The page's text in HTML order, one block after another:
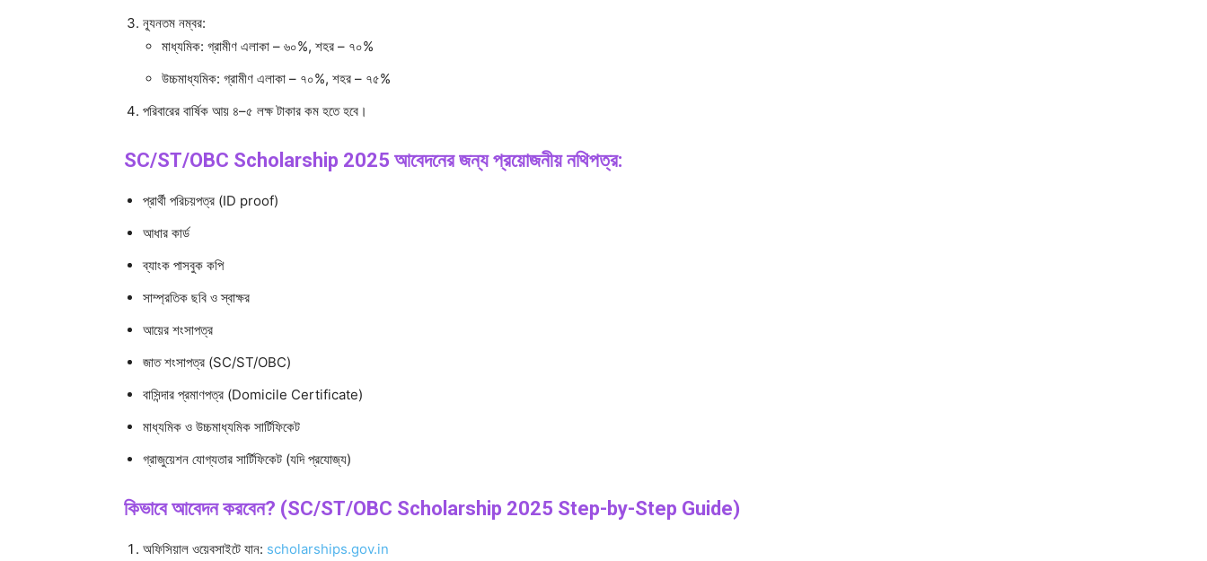
ন্যূনতম নম্বর:
মাধ্যমিক: গ্রামীণ এলাকা – ৬০%, শহর – ৭০%
উচ্চমাধ্যমিক: গ্রামীণ এলাকা – ৭০%, শহর – ৭৫%
পরিবারের বার্ষিক আয় ৪–৫ লক্ষ টাকার কম হতে হবে।
SC/ST/OBC Scholarship 2025 আবেদনের জন্য প্রয়োজনীয় নথিপত্র:
প্রার্থী পরিচয়পত্র (ID proof)
আধার কার্ড
ব্যাংক পাসবুক কপি
সাম্প্রতিক ছবি ও স্বাক্ষর
আয়ের শংসাপত্র
জাত শংসাপত্র (SC/ST/OBC)
বাসিন্দার প্রমাণপত্র (Domicile Certificate)
মাধ্যমিক ও উচ্চমাধ্যমিক সার্টিফিকেট
গ্রাজুয়েশন যোগ্যতার সার্টিফিকেট (যদি প্রযোজ্য)
কিভাবে আবেদন করবেন? (SC/ST/OBC Scholarship 2025 Step-by-Step Guide)
অফিসিয়াল ওয়েবসাইটে যান: scholarships.gov.in